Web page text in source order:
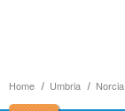
Home Umbria Norcia